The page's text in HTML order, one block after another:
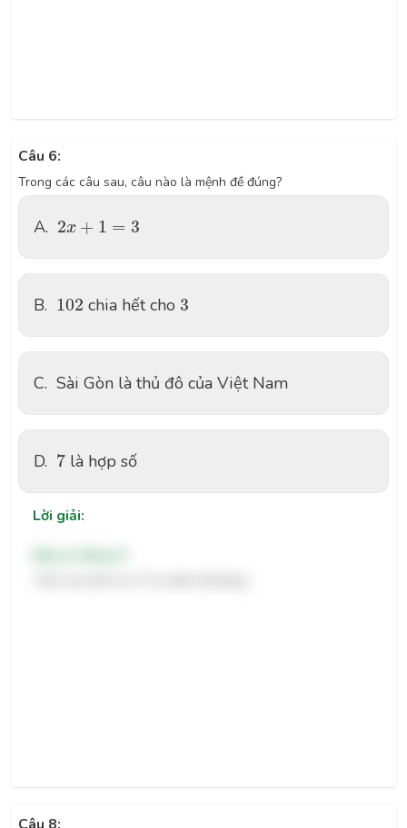
Câu 6:
Trong các câu sau, câu nào là mệnh đề đúng?
A. 2x + 1 = 3
2x + = 3
B. 102
102 chia hết cho 3
3
C. Sài Gòn là thủ đô của Việt Nam
D. 7
7 là hợp số
Lời giải: